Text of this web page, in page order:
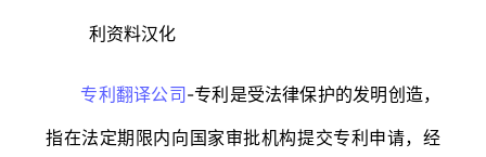
专利翻译公司-专利是受法律保护的发明创造，
指在法定期限内向国家审批机构提交专利申请，经